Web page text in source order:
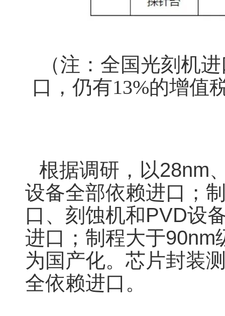
（注：全国光刻机
口，仍有13%的增值
根据调研，以28nm
设备全部依赖进口；
口、刻蚀机和PVD设
进口；制程大于90nm
为国产化。芯片封装
全依赖进口。